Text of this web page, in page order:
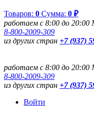
Товаров: 0 Сумма: 0 ₽
работаем с 8:00 до
8-800-2009-309
из других стран +7 (937)
работаем с 8:00 до
8-800-2009-309
из других стран +7 (937)
Войти